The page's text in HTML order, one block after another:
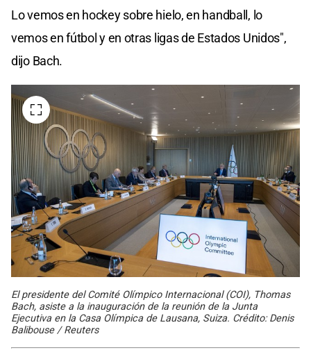
Lo vemos en hockey sobre hielo, en handball, lo
vemos en fútbol y en otras ligas de Estados Unidos",
dijo Bach.
El presidente del Comité Olímpico Internacional (COI), Thomas
Bach, asiste a la inauguración de la reunión de la Junta
Ejecutiva en la Casa Olímpica de Lausana, Suiza. Crédito: Denis
Balibouse / Reuters